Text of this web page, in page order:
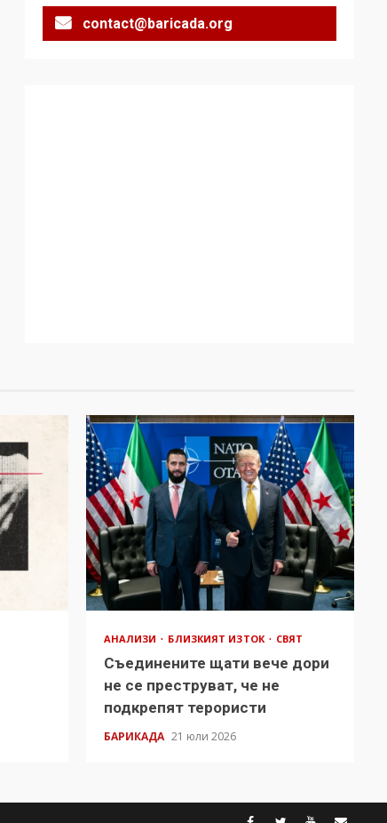
contact@baricada.org
АНАЛИЗИ БЛИЗКИЯТ ИЗТОК СВЯТ
Съединените щати вече дори
не се преструват, че не
подкрепят терористи
БАРИКАДА 21 юли 2026